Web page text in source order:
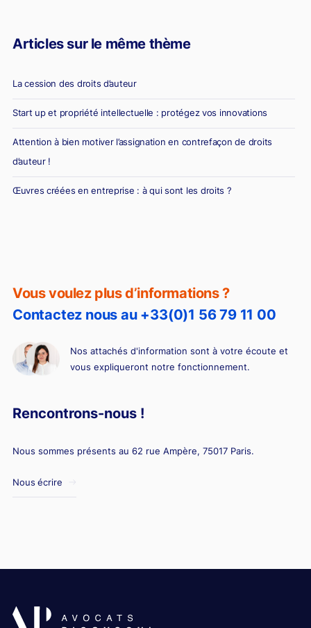
Vous voulez plus d’informations ?
Contactez nous au +33(0)1 56 79 11 00
Nos attachés d'information sont à votre écoute et
vous expliqueront notre fonctionnement.
Rencontrons-nous !
Nous sommes présents au 62 rue Ampère, 75017 Paris.
Nous écrire
Articles sur le même thème
La cession des droits d’auteur
Start up et propriété intellectuelle : protégez vos innovations
Attention à bien motiver l’assignation en contrefaçon de droits
d’auteur !
Œuvres créées en entreprise : à qui sont les droits ?